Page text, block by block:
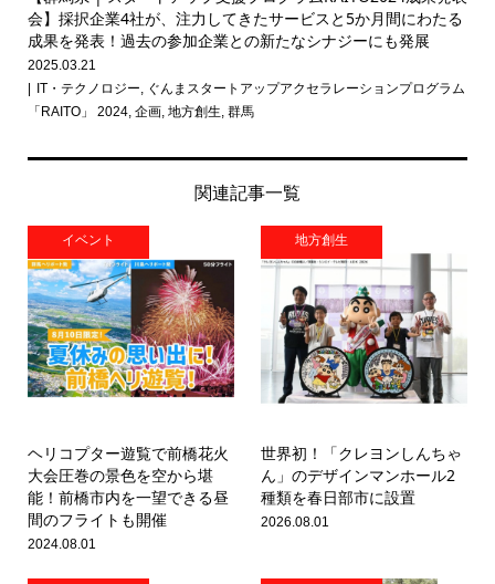
会】採択企業4社が、注力してきたサービスと5か月間にわたる
成果を発表！過去の参加企業との新たなシナジーにも発展
2025.03.21
IT・テクノロジー, ぐんまスタートアップアクセラレーションプログラム
「RAITO」 2024, 企画, 地方創生, 群馬
関連記事一覧
イベント
ヘリコプター遊覧で前橋花火
大会圧巻の景色を空から堪
能！前橋市内を一望できる昼
間のフライトも開催
2024.08.01
地方創生
世界初！「クレヨンしんちゃ
ん」のデザインマンホール2
種類を春日部市に設置
2026.08.01